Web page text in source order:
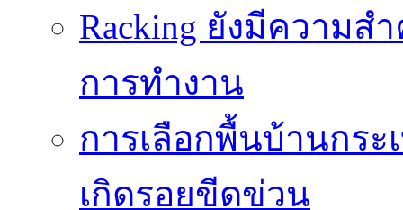
Racking ยังมีความ
การทำงาน
การเลือกพื้นบ้านกร
เกิดรอยขีดข่วน